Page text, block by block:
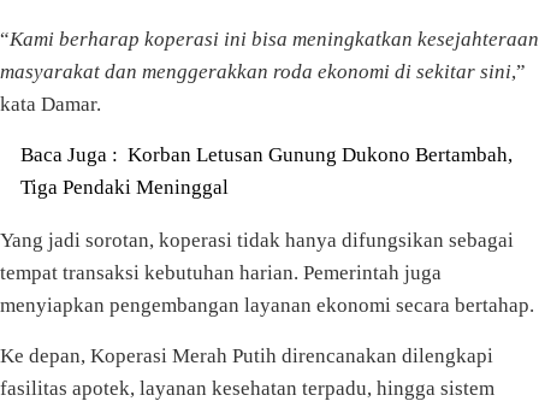
“Kami berharap koperasi ini bisa meningkatkan kesejahteraan
masyarakat dan menggerakkan roda ekonomi di sekitar sini,”
kata Damar.
Baca Juga : Korban Letusan Gunung Dukono Bertambah,
Tiga Pendaki Meninggal
Yang jadi sorotan, koperasi tidak hanya difungsikan sebagai
tempat transaksi kebutuhan harian. Pemerintah juga
menyiapkan pengembangan layanan ekonomi secara bertahap.
Ke depan, Koperasi Merah Putih direncanakan dilengkapi
fasilitas apotek, layanan kesehatan terpadu, hingga sistem